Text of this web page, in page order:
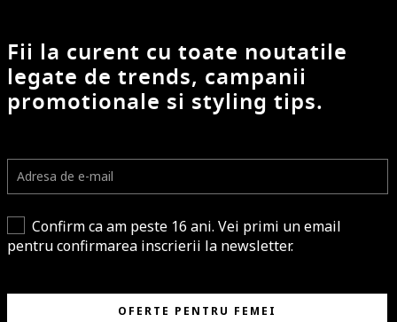
Fii la curent cu toate noutatile
legate de trends, campanii
promotionale si styling tips.
Confirm ca am peste 16 ani. Vei primi un email
pentru confirmarea inscrierii la newsletter.
OFERTE PENTRU FEMEI